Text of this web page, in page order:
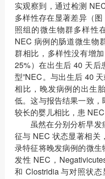
实观察到，通过检测
多样性存在显著差异（
照组的微生物群多样性
NEC 病例的肠道微生物
群相比，多样性没有增
25%）在出生后 40 天后
型”NEC。与出生后 40 天
相比，晚发病例的出生
低。这与报告结果一致
较长的婴儿相比，患 NEC
虽然在分别分析早
征与 NEC 状态显著相关
录特征将晚发病例的微
发性 NEC，
和 Clostridia 与对照状